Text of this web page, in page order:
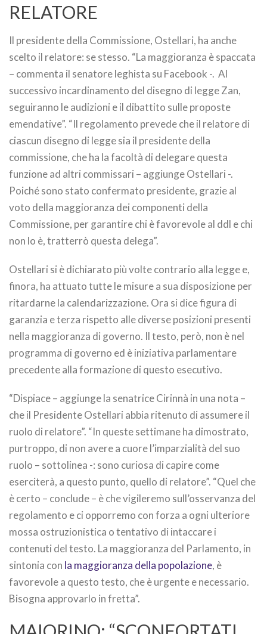
RELATORE
Il presidente della Commissione, Ostellari, ha anche
scelto il relatore: se stesso. “La maggioranza è spaccata
– commenta il senatore leghista su Facebook -. Al
successivo incardinamento del disegno di legge Zan,
seguiranno le audizioni e il dibattito sulle proposte
emendative”. “Il regolamento prevede che il relatore di
ciascun disegno di legge sia il presidente della
commissione, che ha la facoltà di delegare questa
funzione ad altri commissari – aggiunge Ostellari -.
Poiché sono stato confermato presidente, grazie al
voto della maggioranza dei componenti della
Commissione, per garantire chi è favorevole al ddl e chi
non lo è, tratterrò questa delega”.
Ostellari si è dichiarato più volte contrario alla legge e,
finora, ha attuato tutte le misure a sua disposizione per
ritardarne la calendarizzazione. Ora si dice figura di
garanzia e terza rispetto alle diverse posizioni presenti
nella maggioranza di governo. Il testo, però, non è nel
programma di governo ed è iniziativa parlamentare
precedente alla formazione di questo esecutivo.
“Dispiace – aggiunge la senatrice Cirinnà in una nota –
che il Presidente Ostellari abbia ritenuto di assumere il
ruolo di relatore”. “In queste settimane ha dimostrato,
purtroppo, di non avere a cuore l’imparzialità del suo
ruolo – sottolinea -: sono curiosa di capire come
eserciterà, a questo punto, quello di relatore”. “Quel che
è certo – conclude – è che vigileremo sull’osservanza del
regolamento e ci opporremo con forza a ogni ulteriore
mossa ostruzionistica o tentativo di intaccare i
contenuti del testo. La maggioranza del Parlamento, in
sintonia con la maggioranza della popolazione, è
favorevole a questo testo, che è urgente e necessario.
Bisogna approvarlo in fretta”.